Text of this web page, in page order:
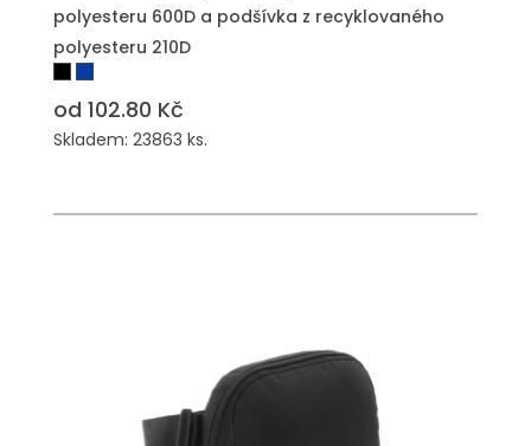
polyesteru 600D a podšívka z recyklovaného
polyesteru 210D
od 102.80 Kč
Skladem: 23863 ks.